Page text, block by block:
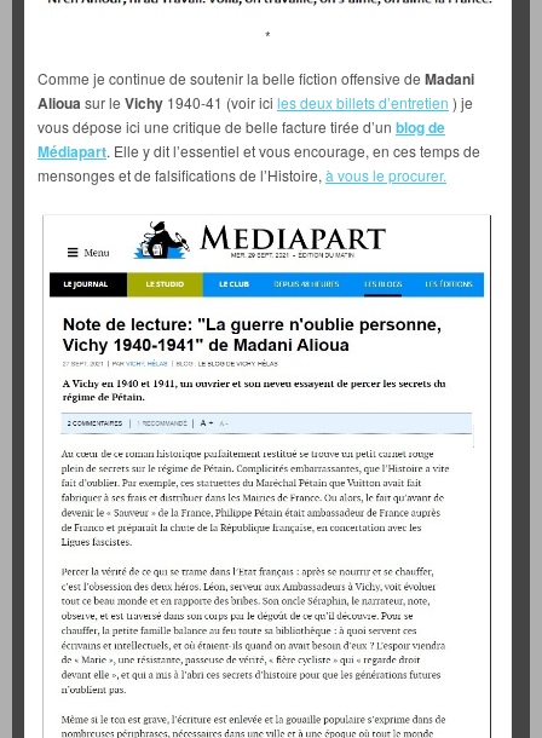
*
Comme je continue de soutenir la belle fiction offensive de Madani
Aliouasur le Vichy 1940-41 (voir ici les deux billets d’entretien ) je
vous dépose ici une critique de belle facture tirée d’un blog de
Médiapart. Elle y dit l’essentiel et vous encourage, en ces temps de
mensonges et de falsifications de l’Histoire, à vous le procurer.